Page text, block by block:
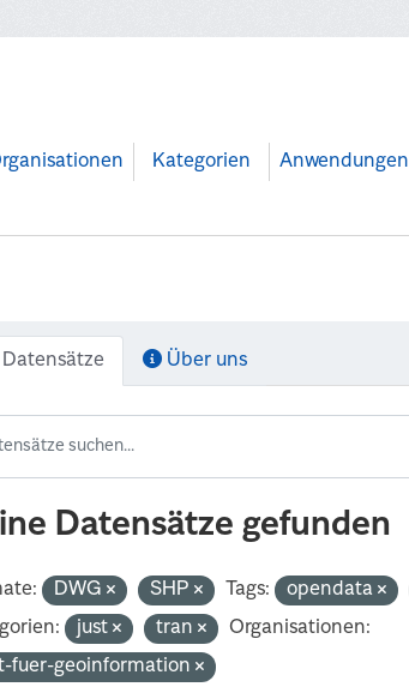
Kategorien Anwendungen
Datensätze Über uns
Datensätze gefunden
DWG SHP Tags: opendata
just tran
Organisationen:
fuer-geoinformation